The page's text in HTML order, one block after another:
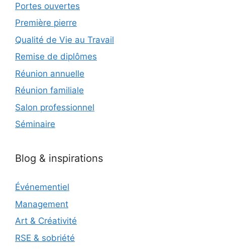
Portes ouvertes
Première pierre
Qualité de Vie au Travail
Remise de diplômes
Réunion annuelle
Réunion familiale
Salon professionnel
Séminaire
Blog & inspirations
Événementiel
Management
Art & Créativité
RSE & sobriété